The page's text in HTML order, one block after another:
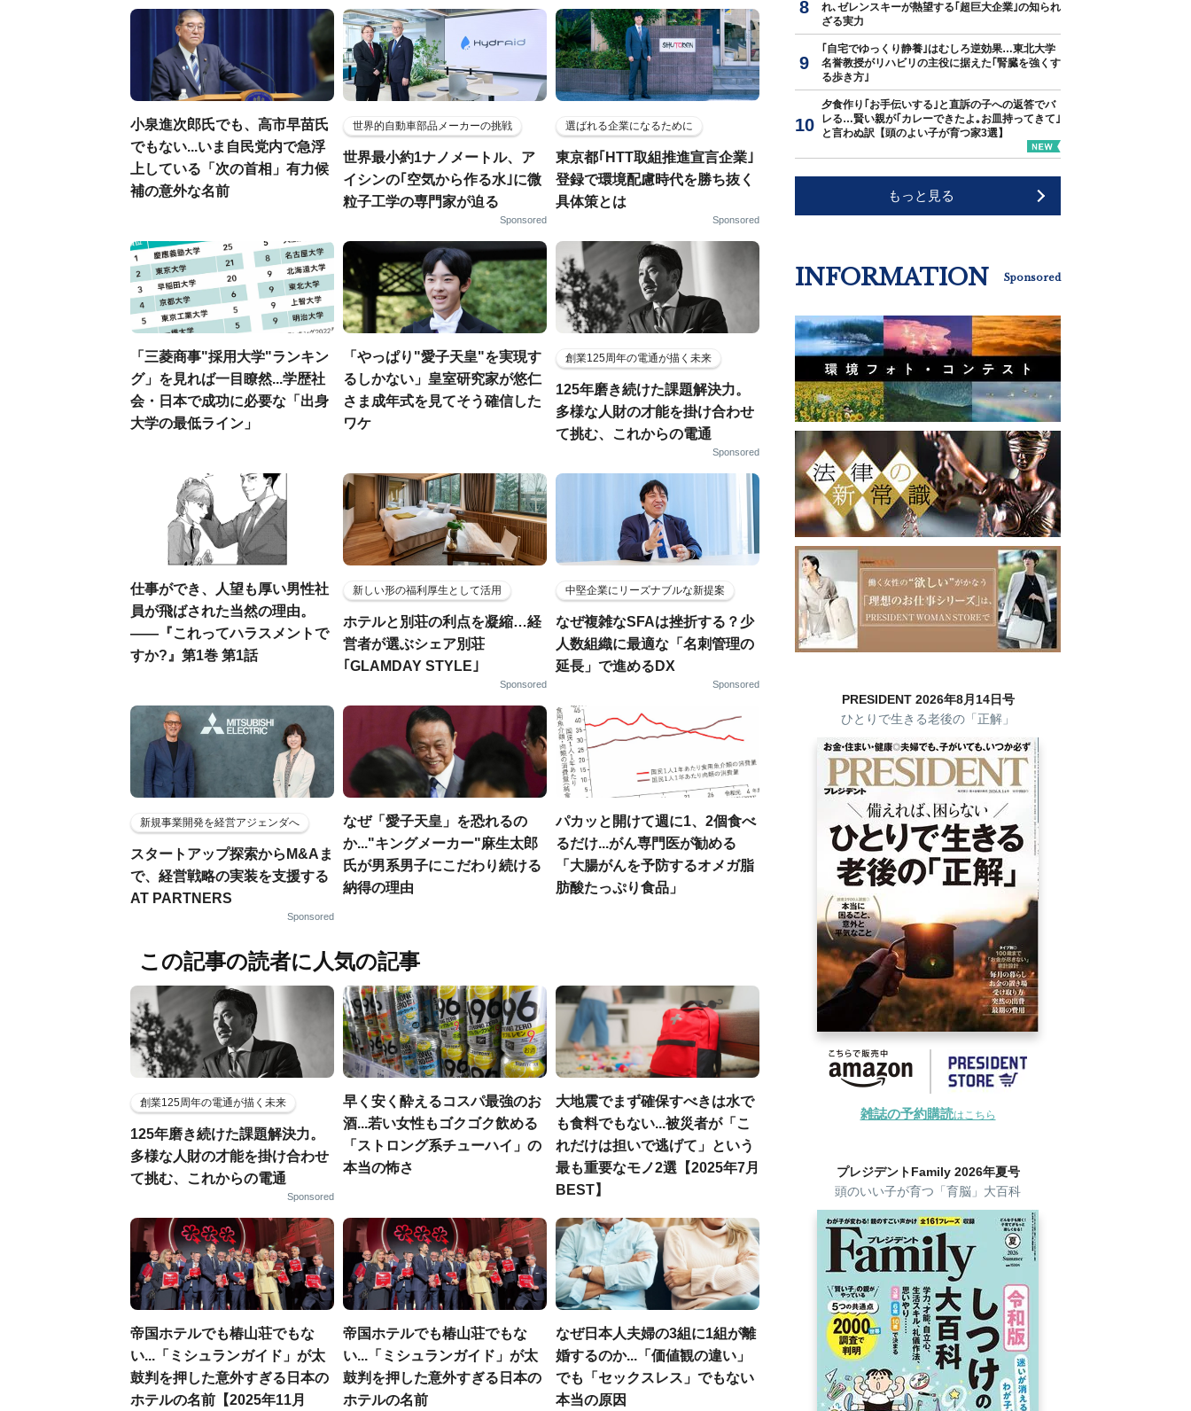
小泉進次郎氏でも、高市早苗氏
でもない...いま自民党内で急浮
上している「次の首相」有力候
補の意外な名前
世界的自動車部品メーカーの挑戦
世界最小約1ナノメートル、ア
イシンの｢空気から作る水｣に微
粒子工学の専門家が迫る
Sponsored
選ばれる企業になるために
東京都｢HTT取組推進宣言企業｣
登録で環境配慮時代を勝ち抜く
具体策とは
Sponsored
「三菱商事"採用大学"ランキン
グ」を見れば一目瞭然...学歴社
会・日本で成功に必要な「出身
大学の最低ライン」
「やっぱり"愛子天皇"を実現す
るしかない」皇室研究家が悠仁
さま成年式を見てそう確信した
ワケ
創業125周年の電通が描く未来
125年磨き続けた課題解決力。
多様な人財の才能を掛け合わせ
て挑む、これからの電通
Sponsored
仕事ができ、人望も厚い男性社
員が飛ばされた当然の理由。
――『これってハラスメントで
すか?』第1巻 第1話
新しい形の福利厚生として活用
ホテルと別荘の利点を凝縮…経
営者が選ぶシェア別荘
｢GLAMDAY STYLE｣
Sponsored
中堅企業にリーズナブルな新提案
なぜ複雑なSFAは挫折する？少
人数組織に最適な「名刺管理の
延長」で進めるDX
Sponsored
新規事業開発を経営アジェンダへ
スタートアップ探索からM&Aま
で、経営戦略の実装を支援する
AT PARTNERS
Sponsored
なぜ「愛子天皇」を恐れるの
か..."キングメーカー"麻生太郎
氏が男系男子にこだわり続ける
納得の理由
パカッと開けて週に1、2個食べ
るだけ...がん専門医が勧める
「大腸がんを予防するオメガ脂
肪酸たっぷり食品」
この記事の読者に人気の記事
創業125周年の電通が描く未来
125年磨き続けた課題解決力。
多様な人財の才能を掛け合わせ
て挑む、これからの電通
Sponsored
早く安く酔えるコスパ最強のお
酒...若い女性もゴクゴク飲める
「ストロング系チューハイ」の
本当の怖さ
大地震でまず確保すべきは水で
も食料でもない...被災者が「こ
れだけは担いで逃げて」という
最も重要なモノ2選【2025年7月
BEST】
帝国ホテルでも椿山荘でもな
い...「ミシュランガイド」が太
鼓判を押した意外すぎる日本の
ホテルの名前【2025年11月
帝国ホテルでも椿山荘でもな
い...「ミシュランガイド」が太
鼓判を押した意外すぎる日本の
ホテルの名前
なぜ日本人夫婦の3組に1組が離
婚するのか...「価値観の違い」
でも「セックスレス」でもない
本当の原因
れ､ゼレンスキーが熱望する｢超巨大企業｣の知られ
ざる実力
｢自宅でゆっくり静養｣はむしろ逆効果…東北大学
名誉教授がリハビリの主役に据えた｢腎臓を強くす
る歩き方｣
夕食作り｢お手伝いする｣と直訴の子への返答でバ
レる…賢い親が｢カレーできたよ｡お皿持ってきて｣
と言わぬ訳【頭のよい子が育つ家3選】
もっと見る
INFORMATION Sponsored
PRESIDENT 2026年8月14日号
ひとりで生きる老後の「正解」
雑誌の予約購読はこちら
プレジデントFamily 2026年夏号
頭のいい子が育つ「育脳」大百科